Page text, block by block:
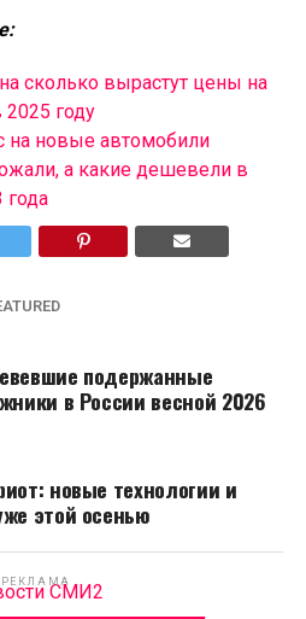
сколько вырастут цены на
году
на новые автомобили
а какие дешевели в
года
подержанные
в России весной 2026
новые технологии и
этой осенью
РЕКЛАМАСМИ2